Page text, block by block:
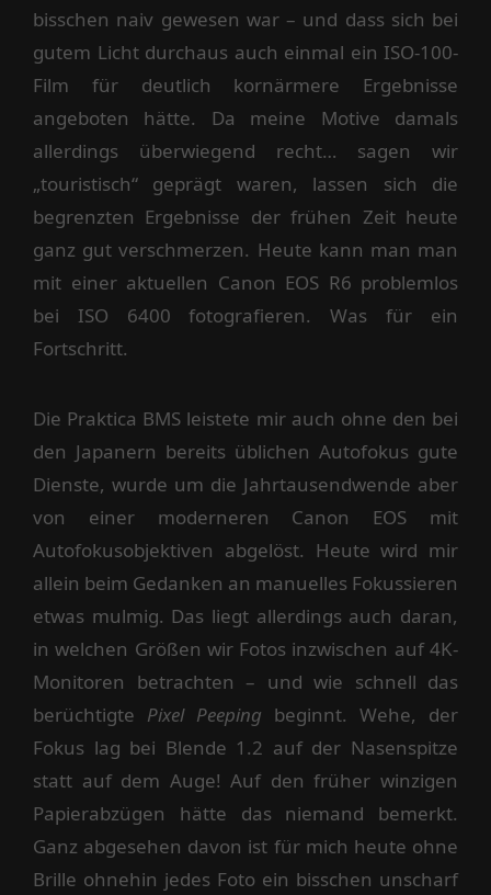
bisschen naiv gewesen war – und dass sich bei
gutem Licht durchaus auch einmal ein ISO-100-
Film für deutlich kornärmere Ergebnisse
angeboten hätte. Da meine Motive damals
allerdings überwiegend recht… sagen wir
„touristisch“ geprägt waren, lassen sich die
begrenzten Ergebnisse der frühen Zeit heute
ganz gut verschmerzen. Heute kann man man
mit einer aktuellen Canon EOS R6 problemlos
bei ISO 6400 fotografieren. Was für ein
Fortschritt.
Die Praktica BMS leistete mir auch ohne den bei
den Japanern bereits üblichen Autofokus gute
Dienste, wurde um die Jahrtausendwende aber
von einer moderneren Canon EOS mit
Autofokusobjektiven abgelöst. Heute wird mir
allein beim Gedanken an manuelles Fokussieren
etwas mulmig. Das liegt allerdings auch daran,
in welchen Größen wir Fotos inzwischen auf 4K-
Monitoren betrachten – und wie schnell das
berüchtigte Pixel Peeping beginnt. Wehe, der
Fokus lag bei Blende 1.2 auf der Nasenspitze
statt auf dem Auge! Auf den früher winzigen
Papierabzügen hätte das niemand bemerkt.
Ganz abgesehen davon ist für mich heute ohne
Brille ohnehin jedes Foto ein bisschen unscharf